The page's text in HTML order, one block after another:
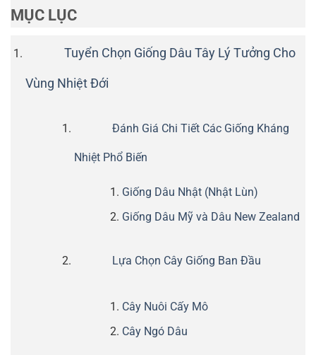
MỤC LỤC
Tuyển Chọn Giống Dâu Tây Lý Tưởng Cho
Vùng Nhiệt Đới
Đánh Giá Chi Tiết Các Giống Kháng
Nhiệt Phổ Biến
Giống Dâu Nhật (Nhật Lùn)
Giống Dâu Mỹ và Dâu New Zealand
Lựa Chọn Cây Giống Ban Đầu
Cây Nuôi Cấy Mô
Cây Ngó Dâu